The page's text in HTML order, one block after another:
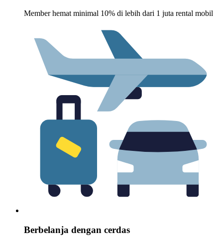
Member hemat minimal 10% di lebih dari 1 juta rental mobil
Berbelanja dengan cerdas